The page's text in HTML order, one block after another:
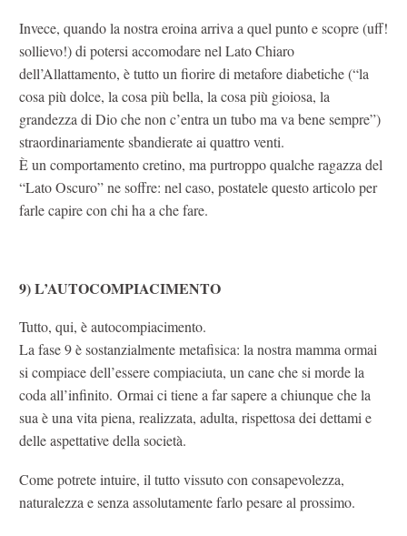
Invece, quando la nostra eroina arriva a quel punto e scopre (uff!
sollievo!) di potersi accomodare nel Lato Chiaro
dell’Allattamento, è tutto un fiorire di metafore diabetiche (“la
cosa più dolce, la cosa più bella, la cosa più gioiosa, la
grandezza di Dio che non c’entra un tubo ma va bene sempre”)
straordinariamente sbandierate ai quattro venti.
È un comportamento cretino, ma purtroppo qualche ragazza del
“Lato Oscuro” ne soffre: nel caso, postatele questo articolo per
farle capire con chi ha a che fare.
9) L’AUTOCOMPIACIMENTO
Tutto, qui, è autocompiacimento.
La fase 9 è sostanzialmente metafisica: la nostra mamma ormai
si compiace dell’essere compiaciuta, un cane che si morde la
coda all’infinito. Ormai ci tiene a far sapere a chiunque che la
sua è una vita piena, realizzata, adulta, rispettosa dei dettami e
delle aspettative della società.
Come potrete intuire, il tutto vissuto con consapevolezza,
naturalezza e senza assolutamente farlo pesare al prossimo.